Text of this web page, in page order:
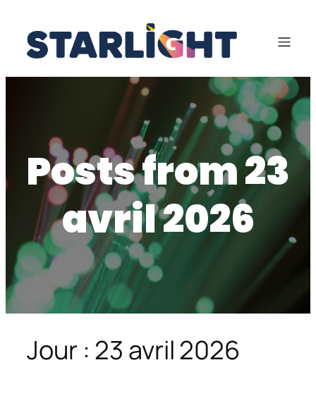
contenu
Posts from 23
avril 2026
Jour : 23 avril 2026